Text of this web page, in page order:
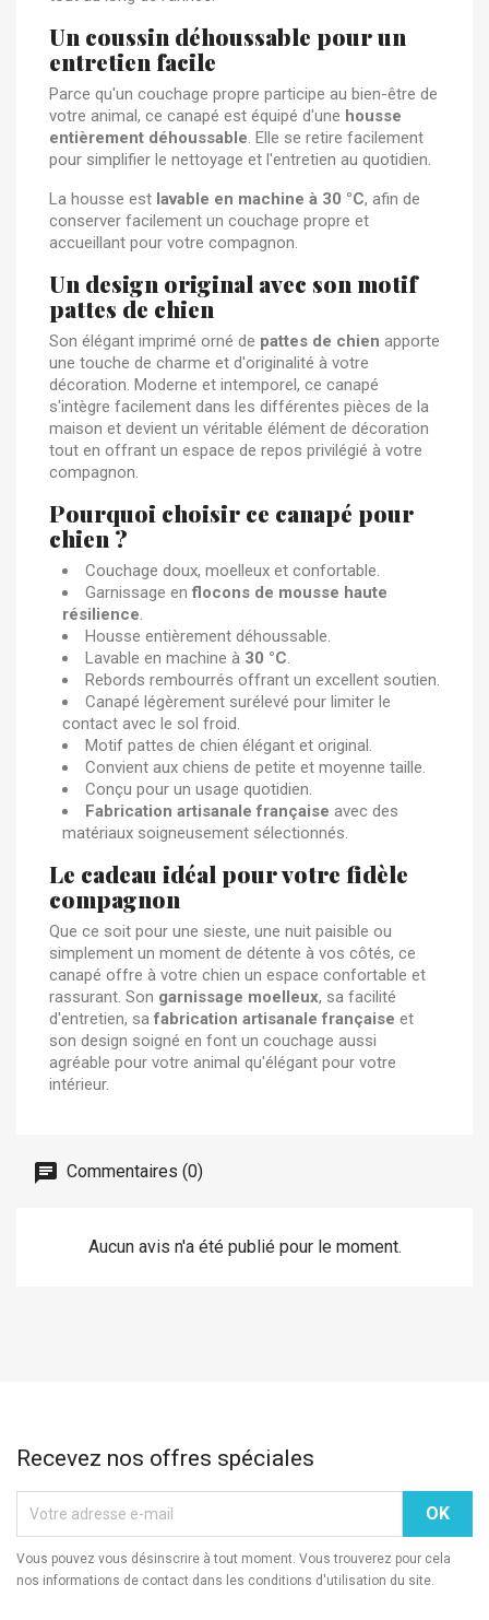
Un coussin déhoussable pour un
entretien facile
Parce qu'un couchage propre participe au bien-être de
votre animal, ce canapé est équipé d'une housse
entièrement déhoussable. Elle se retire facilement
pour simplifier le nettoyage et l'entretien au quotidien.
La housse est lavable en machine à 30 °C, afin de
conserver facilement un couchage propre et
accueillant pour votre compagnon.
Un design original avec son motif
pattes de chien
Son élégant imprimé orné de pattes de chien apporte
une touche de charme et d'originalité à votre
décoration. Moderne et intemporel, ce canapé
s'intègre facilement dans les différentes pièces de la
maison et devient un véritable élément de décoration
tout en offrant un espace de repos privilégié à votre
compagnon.
Pourquoi choisir ce canapé pour
chien ?
Couchage doux, moelleux et confortable.
Garnissage enflocons de mousse haute
résilience.
Housse entièrement déhoussable.
Lavable en machine à 30 °C.
Rebords rembourrés offrant un excellent soutien.
Canapé légèrement surélevé pour limiter le
contact avec le sol froid.
Motif pattes de chien élégant et original.
Convient aux chiens de petite et moyenne taille.
Conçu pour un usage quotidien.
Fabrication artisanale française avec des
matériaux soigneusement sélectionnés.
Le cadeau idéal pour votre fidèle
compagnon
Que ce soit pour une sieste, une nuit paisible ou
simplement un moment de détente à vos côtés, ce
canapé offre à votre chien un espace confortable et
rassurant. Son garnissage moelleux, sa facilité
d'entretien, safabrication artisanale française et
son design soigné en font un couchage aussi
agréable pour votre animal qu'élégant pour votre
intérieur.
Commentaires (0)
Aucun avis n'a été publié pour le moment.
Recevez nos offres spéciales
Vous pouvez vous désinscrire à tout moment. Vous trouverez pour cela
nos informations de contact dans les conditions d'utilisation du site.